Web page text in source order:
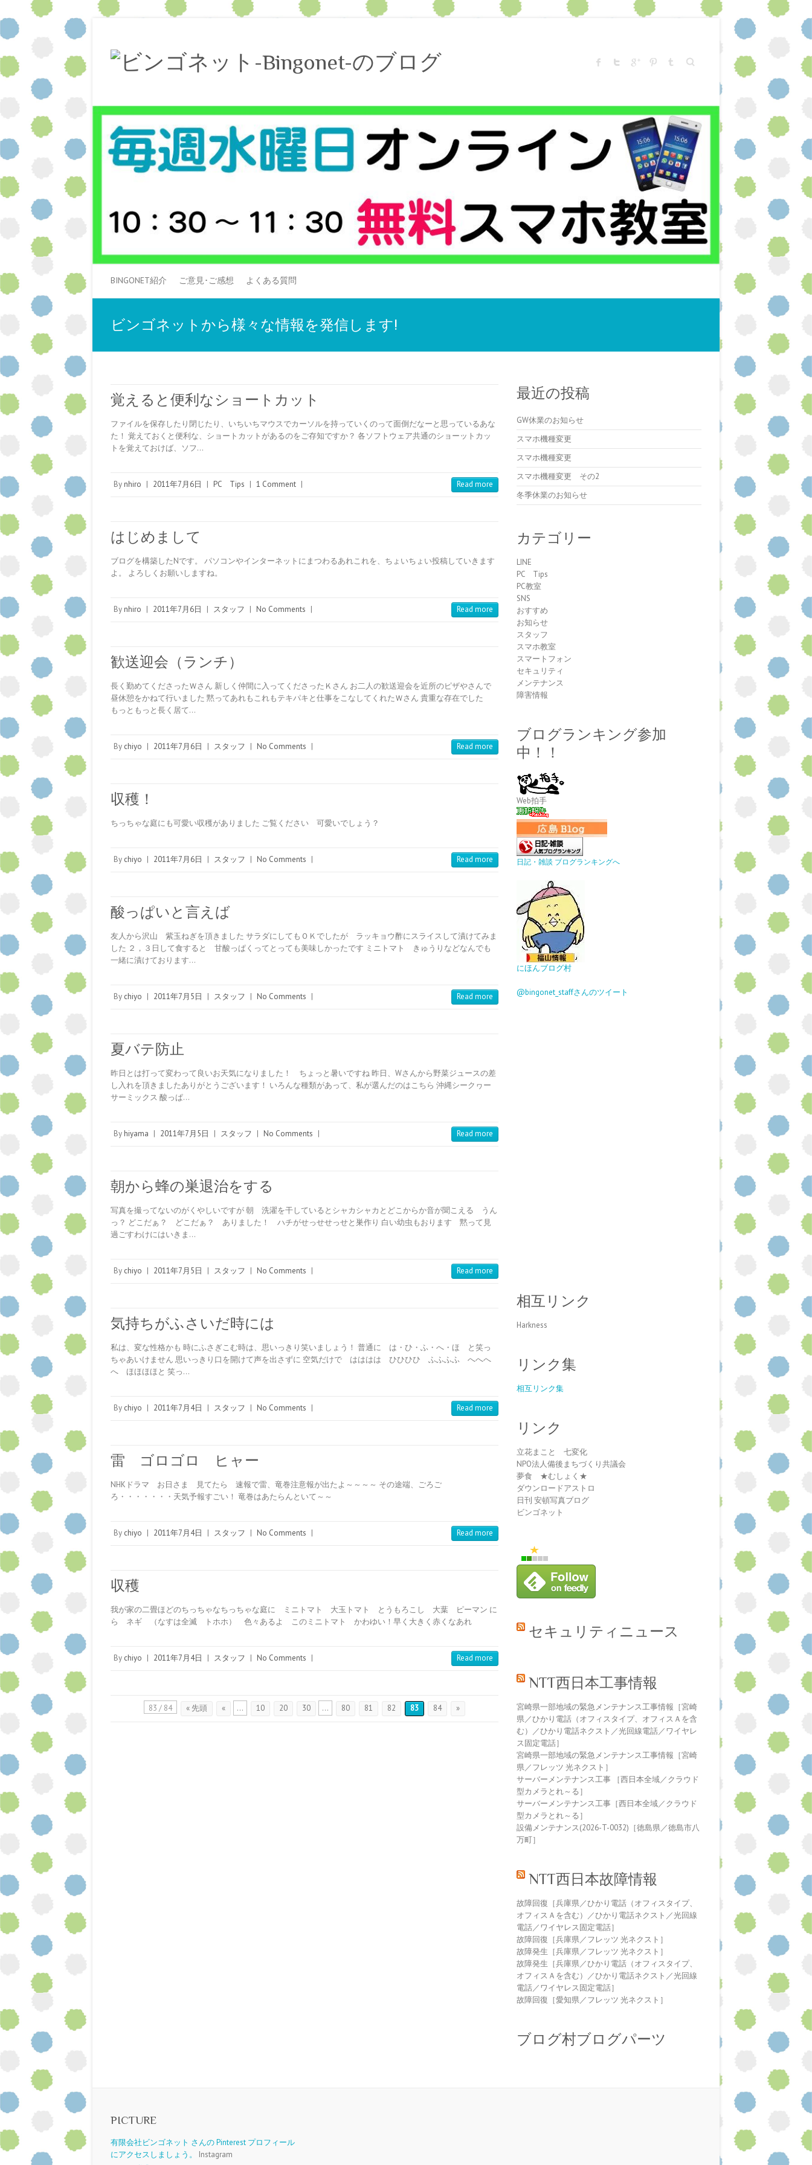
Search
BINGONET紹介 ご意見･ご感想 よくある質問
ビンゴネットから様々な情報を発信します!
覚えると便利なショートカット
ファイルを保存したり閉じたり、いちいちマウスでカーソルを持っていくのって面倒だなーと思っているあな
た！ 覚えておくと便利な、ショートカットがあるのをご存知ですか？ 各ソフトウェア共通のショーットカッ
トを覚えておけば、ソフ…
By nhiro | 2011年7月6日 | PC Tips | 1 Comment | Read more
はじめまして
ブログを構築したNです。 パソコンやインターネットにまつわるあれこれを、ちょいちょい投稿していきます
よ。 よろしくお願いしますね。
By nhiro | 2011年7月6日 | スタッフ | No Comments | Read more
歓送迎会（ランチ）
長く勤めてくださったＷさん 新しく仲間に入ってくださったＫさん お二人の歓送迎会を近所のピザやさんで
昼休憩をかねて行いました 黙ってあれもこれもテキパキと仕事をこなしてくれたＷさん 貴重な存在でした
もっともっと長く居て…
By chiyo | 2011年7月6日 | スタッフ | No Comments | Read more
収穫！
ちっちゃな庭にも可愛い収穫がありました ご覧ください 可愛いでしょう？
By chiyo | 2011年7月6日 | スタッフ | No Comments | Read more
酸っぱいと言えば
友人から沢山 紫玉ねぎを頂きました サラダにしてもＯＫでしたが ラッキョウ酢にスライスして漬けてみま
した ２，３日して食すると 甘酸っぱくってとっても美味しかったです ミニトマト きゅうりなどなんでも
一緒に漬けております…
By chiyo | 2011年7月5日 | スタッフ | No Comments | Read more
夏バテ防止
昨日とは打って変わって良いお天気になりました！ ちょっと暑いですね 昨日、Wさんから野菜ジュースの差
し入れを頂きましたありがとうございます！ いろんな種類があって、私が選んだのはこちら 沖縄シークヮー
サーミックス 酸っぱ…
By hiyama | 2011年7月5日 | スタッフ | No Comments | Read more
朝から蜂の巣退治をする
写真を撮ってないのがくやしいですが 朝 洗濯を干しているとシャカシャカとどこからか音が聞こえる うん
っ？ どこだぁ？ どこだぁ？ ありました！ ハチがせっせせっせと巣作り 白い幼虫もおります 黙って見
過ごすわけにはいきま…
By chiyo | 2011年7月5日 | スタッフ | No Comments | Read more
気持ちがふさいだ時には
私は、変な性格かも 時にふさぎこむ時は、思いっきり笑いましょう！ 普通に は・ひ・ふ・へ・ほ と笑っ
ちゃあいけません 思いっきり口を開けて声を出さずに 空気だけで はははは ひひひひ ふふふふ へへへ
へ ほほほほと 笑っ…
By chiyo | 2011年7月4日 | スタッフ | No Comments | Read more
雷 ゴロゴロ ヒャー
NHKドラマ お日さま 見てたら 速報で雷、竜巻注意報が出たよ～～～～ その途端、ごろご
ろ・・・・・・・天気予報すごい！ 竜巻はあたらんといて～～
By chiyo | 2011年7月4日 | スタッフ | No Comments | Read more
収穫
我が家の二畳ほどのちっちゃなちっちゃな庭に ミニトマト 大玉トマト とうもろこし 大葉 ピーマン に
ら ネギ （なすは全滅 トホホ） 色々あるよ このミニトマト かわゆい！早く大きく赤くなあれ
By chiyo | 2011年7月4日 | スタッフ | No Comments | Read more
83 / 84 « 先頭 « ... 10 20 30 ... 80 81 82 83 84 »
最近の投稿
GW休業のお知らせ
スマホ機種変更
スマホ機種変更
スマホ機種変更 その2
冬季休業のお知らせ
カテゴリー
LINE
PC Tips
PC教室
SNS
おすすめ
お知らせ
スタッフ
スマホ教室
スマートフォン
セキュリティ
メンテナンス
障害情報
ブログランキング参加
中！！
Web拍手
日記・雑談 ブログランキングへ
にほんブログ村
@bingonet_staffさんのツイート
相互リンク
Harkness
リンク集
相互リンク集
リンク
立花まこと 七変化
NPO法人備後まちづくり共議会
夢食 ★むしょく★
ダウンロードアストロ
日刊 安頓写真ブログ
ビンゴネット
セキュリティニュース
NTT西日本工事情報
宮崎県一部地域の緊急メンテナンス工事情報［宮崎
県／ひかり電話（オフィスタイプ、オフィスＡを含
む）／ひかり電話ネクスト／光回線電話／ワイヤレ
ス固定電話］
宮崎県一部地域の緊急メンテナンス工事情報［宮崎
県／フレッツ 光ネクスト］
サーバーメンテナンス工事 ［西日本全域／クラウド
型カメラとれ～る］
サーバーメンテナンス工事［西日本全域／クラウド
型カメラとれ～る］
設備メンテナンス(2026-T-0032)［徳島県／徳島市八
万町］
NTT西日本故障情報
故障回復［兵庫県／ひかり電話（オフィスタイプ、
オフィスＡを含む）／ひかり電話ネクスト／光回線
電話／ワイヤレス固定電話］
故障回復［兵庫県／フレッツ 光ネクスト］
故障発生［兵庫県／フレッツ 光ネクスト］
故障発生［兵庫県／ひかり電話（オフィスタイプ、
オフィスＡを含む）／ひかり電話ネクスト／光回線
電話／ワイヤレス固定電話］
故障回復［愛知県／フレッツ 光ネクスト］
ブログ村ブログパーツ
PICTURE
有限会社ビンゴネット さんの Pinterest プロフィール
にアクセスしましょう。
Instagram